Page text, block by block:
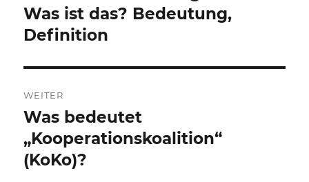
Beitrag:
Was ist das? Bedeutung,
Definition
WEITER
Nächster
Beitrag:
Was bedeutet
„Kooperationskoalition“
(KoKo)?